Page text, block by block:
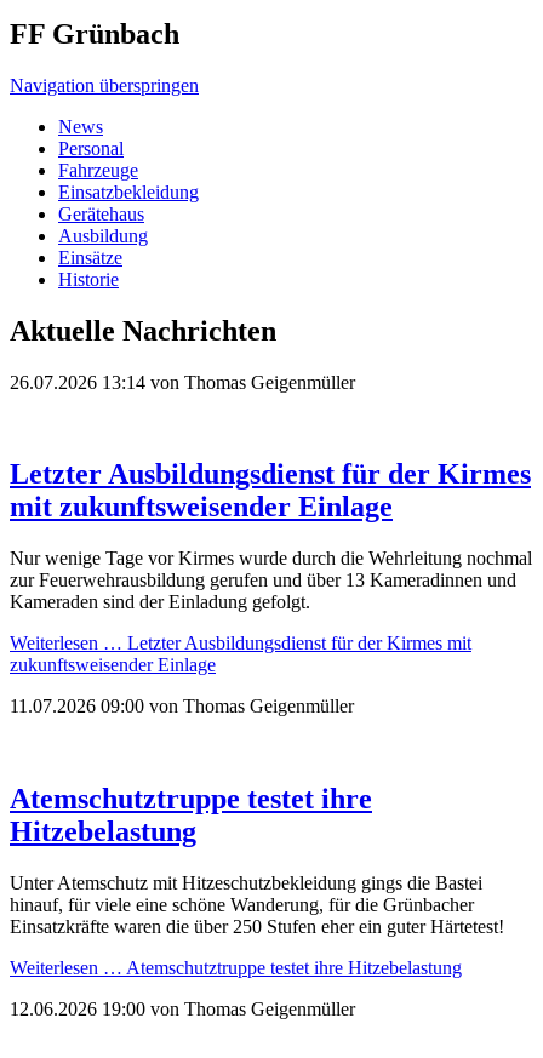
FF Grünbach
Navigation überspringen
News
Personal
Fahrzeuge
Einsatzbekleidung
Gerätehaus
Ausbildung
Einsätze
Historie
Aktuelle Nachrichten
26.07.2026 13:14 von Thomas Geigenmüller
Letzter Ausbildungsdienst für der Kirmes
mit zukunftsweisender Einlage
Nur wenige Tage vor Kirmes wurde durch die Wehrleitung nochmal
zur Feuerwehrausbildung gerufen und über 13 Kameradinnen und
Kameraden sind der Einladung gefolgt.
Weiterlesen … Letzter Ausbildungsdienst für der Kirmes mit
zukunftsweisender Einlage
11.07.2026 09:00 von Thomas Geigenmüller
Atemschutztruppe testet ihre
Hitzebelastung
Unter Atemschutz mit Hitzeschutzbekleidung gings die Bastei
hinauf, für viele eine schöne Wanderung, für die Grünbacher
Einsatzkräfte waren die über 250 Stufen eher ein guter Härtetest!
Weiterlesen … Atemschutztruppe testet ihre Hitzebelastung
12.06.2026 19:00 von Thomas Geigenmüller